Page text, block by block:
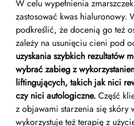
W celu wypełnienia
zastosować kwas hialuronowy.
podkreślić, że docenią go też
zależy na usunięciu cieni pod
uzyskania szybkich rezultatów
wybrać zabieg z
liftingujących, takich jak nici
czy nici autologiczne.Część
z objawami starzenia się skóry
wykorzystuje też terapię z